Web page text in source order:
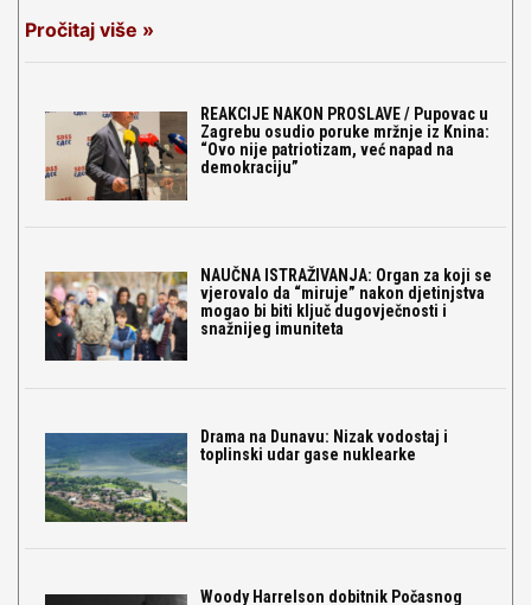
Pročitaj više »
REAKCIJE NAKON PROSLAVE / Pupovac u
Zagrebu osudio poruke mržnje iz Knina:
“Ovo nije patriotizam, već napad na
demokraciju”
NAUČNA ISTRAŽIVANJA: Organ za koji se
vjerovalo da “miruje” nakon djetinjstva
mogao bi biti ključ dugovječnosti i
snažnijeg imuniteta
Drama na Dunavu: Nizak vodostaj i
toplinski udar gase nuklearke
Woody Harrelson dobitnik Počasnog